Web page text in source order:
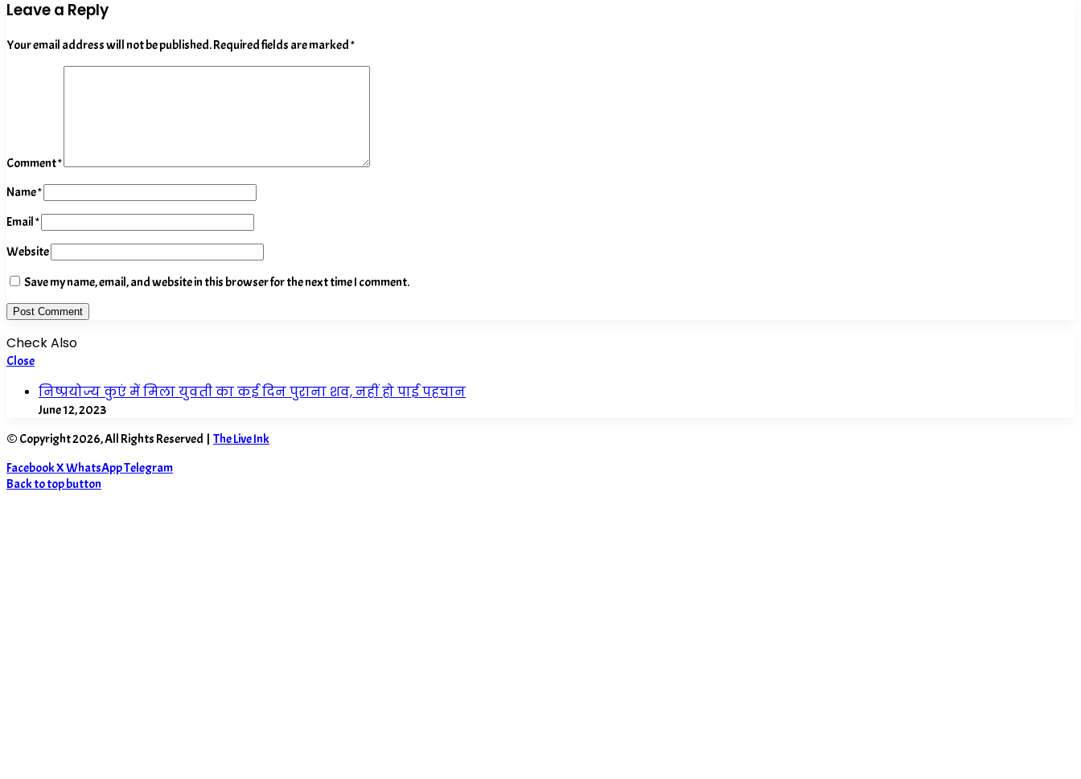
Leave a Reply
Your email address will not be published.Required fields are marked*
Comment*
Name*
Email*
Website
Save my name, email, and website in this browser for the next time I comment.
Check Also
Close
निष्प्रयोज्य कुएं में मिला युवती का कई दिन पुराना शव, नहीं हो पाई पहचान
June 12, 2023
© Copyright 2026, All Rights Reserved | The Live Ink
FacebookXWhatsAppTelegram
Back to top button